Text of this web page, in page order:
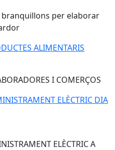
branquillons per elaborar
ALIMENTARIS
ALIMENTARIS
I COMERÇOS
ELÈCTRIC DIA
ELÈCTRIC A